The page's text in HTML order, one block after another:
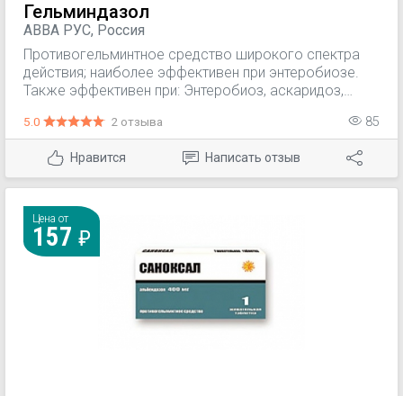
Гельминдазол
АВВА РУС, Россия
Противогельминтное средство широкого спектра
действия; наиболее эффективен при энтеробиозе.
Также эффективен при: Энтеробиоз, аскаридоз,
трихинеллез, тениоз, эхинококкоз, альвеококкоз,
капилляриоз, гнатостомоз, смешанные гельминтозы.
5.0 2 отзыва 85
Нравится Написать отзыв
Цена от
157